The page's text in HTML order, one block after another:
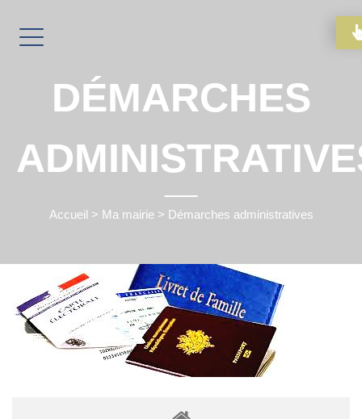
DÉMARCHES
Accueil > Ma mairie> Démarches administratives